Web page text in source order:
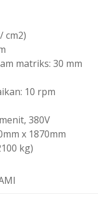
cm2)
matriks: 30 mm
10 rpm
380V
x 1870mm
kg)